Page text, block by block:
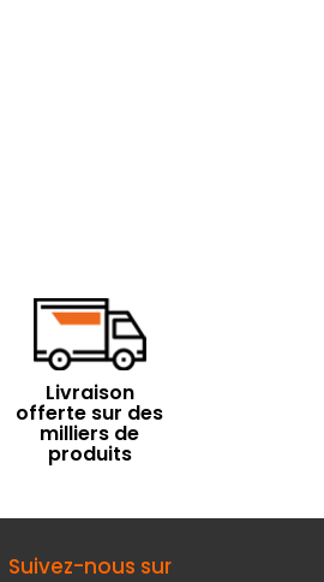
Livraison
offerte sur des
milliers de
produits
Suivez-nous sur